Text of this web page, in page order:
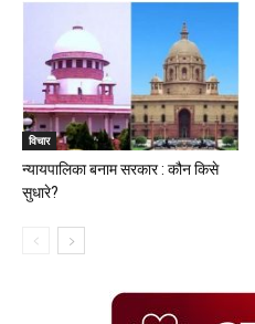
विचार
न्यायपालिका बनाम सरकार : कौन किसे
सुधारे?